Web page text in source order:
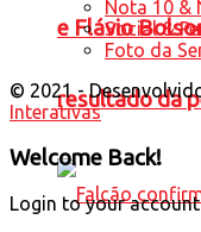
e Flávio
resultado da
Nota 10 &
Social &
Foto da
© 2021 -
Interativas
Welcome Back!
Login to your